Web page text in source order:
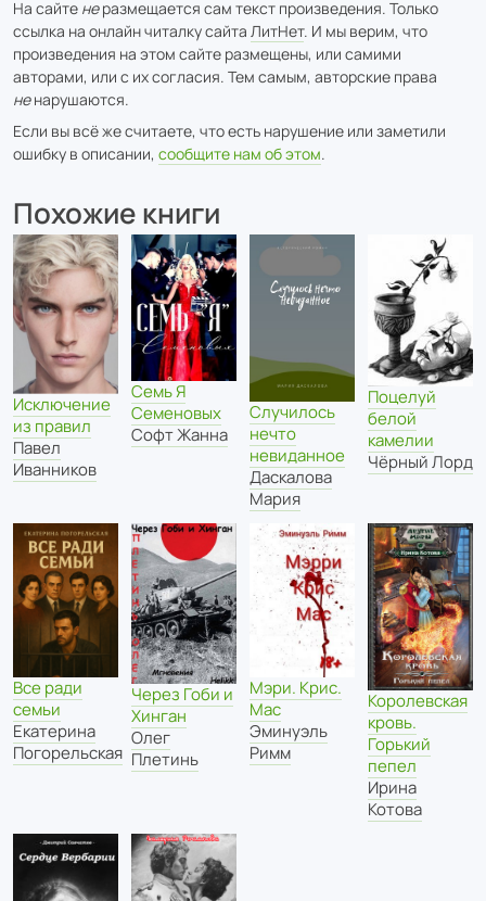
На сайте неразмещается сам текст произведения. Только
ссылка на онлайн читалку сайта ЛитНет. И мы верим, что
произведения на этом сайте размещены, или самими
авторами, или с их согласия. Тем самым, авторские права
ненарушаются.
Если вы всё же считаете, что есть нарушение или заметили
ошибку в описании, сообщите нам об этом.
Похожие книги
Исключение
из правил
Павел
Иванников
Семь Я
Семеновых
Софт Жанна
Случилось
нечто
невиданное
Даскалова
Мария
Поцелуй
белой
камелии
Чёрный Лорд
Все ради
семьи
Екатерина
Погорельская
Через Гоби и
Хинган
Олег
Плетинь
Мэри. Крис.
Мас
Эминуэль
Римм
Королевская
кровь.
Горький
пепел
Ирина
Котова